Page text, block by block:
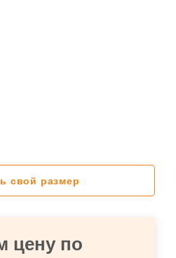
свой размер
цену по